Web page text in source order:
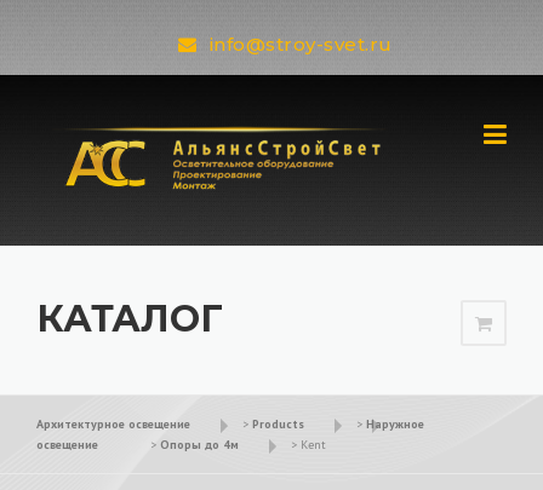
info@stroy-svet.ru
КАТАЛОГ
Архитектурное освещение > Products > Наружное
освещение
> Опоры до 4м > Kent